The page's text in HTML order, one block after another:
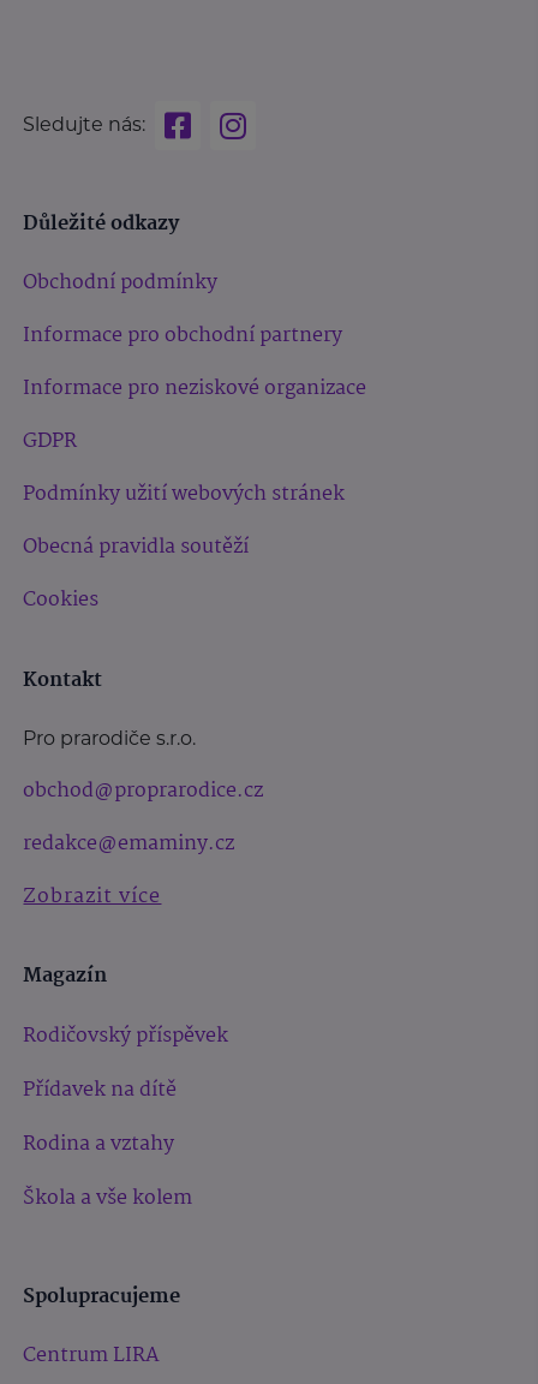
Sledujte nás:
Důležité odkazy
Obchodní podmínky
Informace pro obchodní partnery
Informace pro neziskové organizace
GDPR
Podmínky užití webových stránek
Obecná pravidla soutěží
Cookies
Kontakt
Pro prarodiče s.r.o.
obchod@proprarodice.cz
redakce@emaminy.cz
Zobrazit více
Magazín
Rodičovský příspěvek
Přídavek na dítě
Rodina a vztahy
Škola a vše kolem
Spolupracujeme
Centrum LIRA